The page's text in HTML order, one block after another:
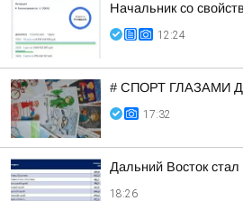
Начальник со
12:24
# СПОРТ ГЛАЗАМИ
17:32
Дальний Восток
18:26